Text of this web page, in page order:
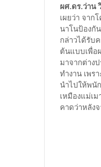
ผศ.ดร.ว่าน
เผยว่า จาก
นาโนป้องกั
กล่าวได้รับ
ต้นแบบเพื่อ
มาจากต่าง
ทำงาน เพร
นำไปให้พนั
เหมืองแม่เ
คาดว่าหลัง